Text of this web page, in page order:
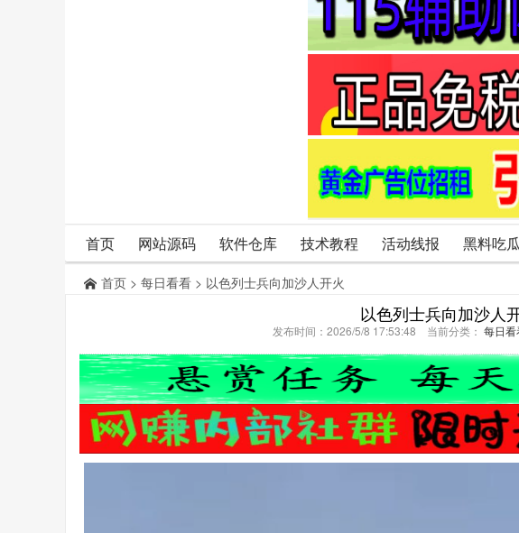
首页 网站源码 软件仓库 技术教程 活动线报 黑料吃瓜
首页 > 每日看看 > 以色列士兵向加沙人开火
以色列士兵向加沙人
发布时间：2026/5/8 17:53:48 当前分类： 每日看